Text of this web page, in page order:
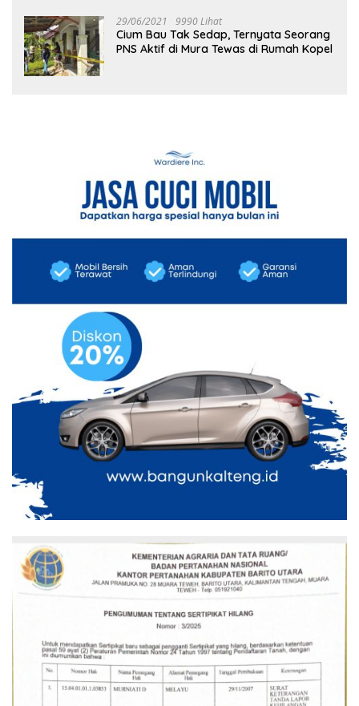
29/06/2021 9990 Lihat
Cium Bau Tak Sedap, Ternyata Seorang
PNS Aktif di Mura Tewas di Rumah Kopel